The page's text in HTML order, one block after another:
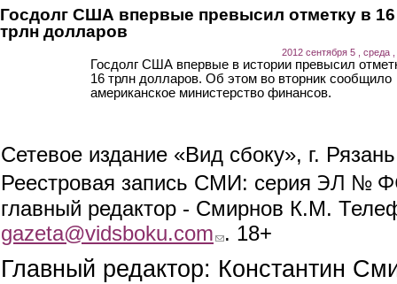
Госдолг США впервые превысил отметку в 16
трлн долларов
2012 сентября 5 , среда ,
Госдолг США впервые в истории превысил
16 трлн долларов. Об этом во вторник сообщило
американское министерство финансов.
Сетевое издание «Вид сбоку», г.
Реестровая запись СМИ: серия ЭЛ №
главный редактор - Смирнов К.М.
gazeta@vidsboku.com (link sends e-mail)
. 18+
Главный редактор: Константин